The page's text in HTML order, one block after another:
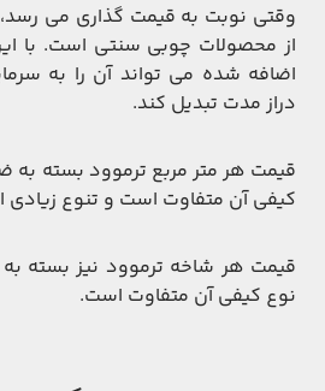
وقتی نوبت به قیمت گذاری می رسد،
از محصولات چوبی سنتی است. با
اضافه شده می تواند آن را به
دراز مدت تبدیل کند.
قیمت هر متر مربع ترموود بسته به
کیفی آن متفاوت است و تنوع زیادی
قیمت هر شاخه ترموود نیز بسته
نوع کیفی آن متفاوت است.